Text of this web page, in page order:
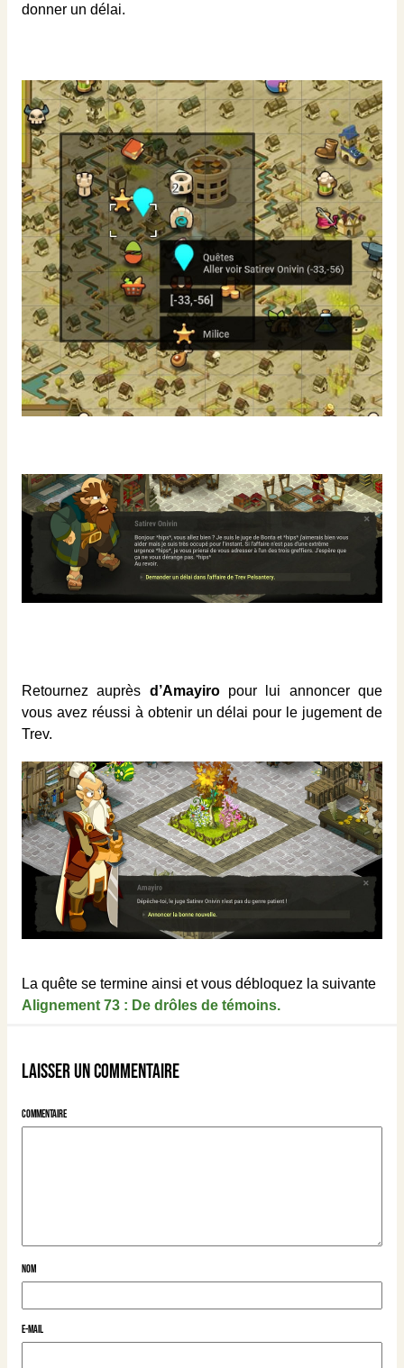
donner un délai.
Retournez auprès d’Amayiropour lui annoncer que
vous avez réussi à obtenir un délai pour le jugement de
Trev.
La quête se termine ainsi et vous débloquez la suivante
Alignement 73 : De drôles de témoins.
Laisser un commentaire
Commentaire
Nom
E-mail